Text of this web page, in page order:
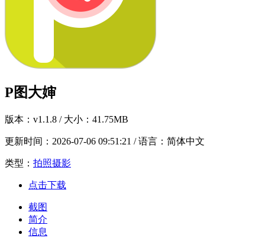
P图大婶
版本： v1.1.8 / 大小：41.75MB
更新时间： 2026-07-06 09:51:21 / 语言：简体中文
类型： 拍照摄影
点击下载
截图
简介
信息